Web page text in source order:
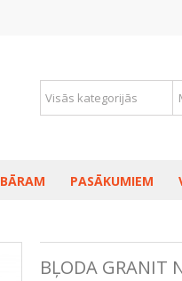
BĀRAM PASĀKUMIEM
BĻODA GRANIT